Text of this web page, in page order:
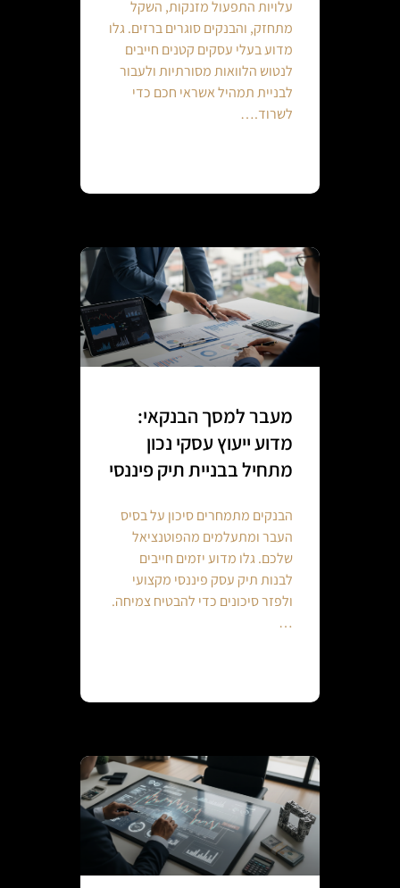
עלויות התפעול מזנקות, השקל
מתחזק, והבנקים סוגרים ברזים. גלו
מדוע בעלי עסקים קטנים חייבים
לנטוש הלוואות מסורתיות ולעבור
לבניית תמהיל אשראי חכם כדי
לשרוד.…
מעבר למסך הבנקאי:
מדוע ייעוץ עסקי נכון
מתחיל בבניית תיק פיננסי
הבנקים מתמחרים סיכון על בסיס
העבר ומתעלמים מהפוטנציאל
שלכם. גלו מדוע יזמים חייבים
לבנות תיק עסק פיננסי מקצועי
ולפזר סיכונים כדי להבטיח צמיחה.
…